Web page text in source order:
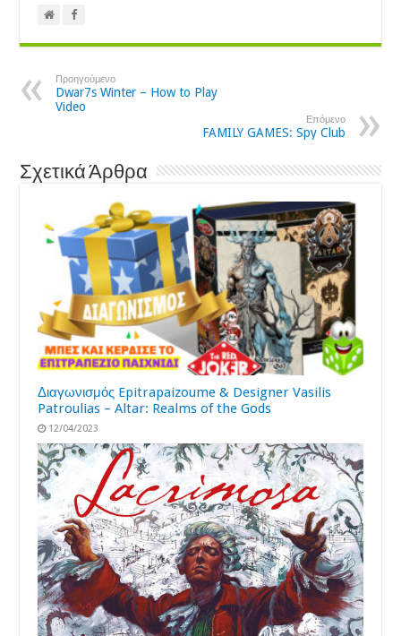
Προηγούμενο
Dwar7s Winter – How to Play
Video
Επόμενο
FAMILY GAMES: Spy Club
Σχετικά Άρθρα
Διαγωνισμός Epitrapaizoume & Designer Vasilis
Patroulias – Altar: Realms of the Gods
12/04/2023